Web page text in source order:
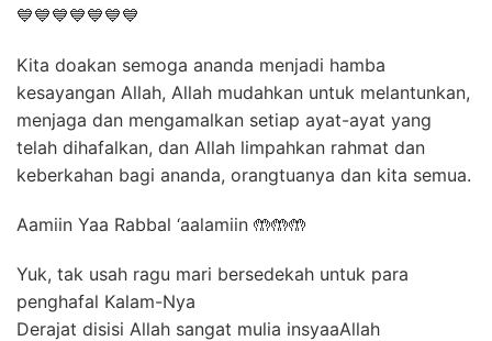
💙💙💙💙💙💙💙
Kita doakan semoga ananda menjadi hamba
kesayangan Allah, Allah mudahkan untuk melantunkan,
menjaga dan mengamalkan setiap ayat-ayat yang
telah dihafalkan, dan Allah limpahkan rahmat dan
keberkahan bagi ananda, orangtuanya dan kita semua.
Aamiin Yaa Rabbal ‘aalamiin 🤲🤲🤲
Yuk, tak usah ragu mari bersedekah untuk para
penghafal Kalam-Nya
Derajat disisi Allah sangat mulia insyaaAllah